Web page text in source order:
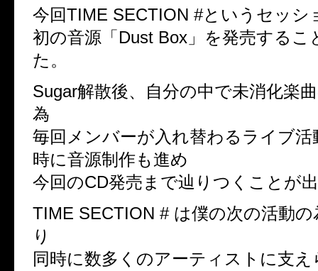
今回TIME SECTION #というセッシ
初の音源「Dust Box」を発売するこ
た。
Sugar解散後、自分の中で未消化楽
為
毎回メンバーが入れ替わるライブ活
時に音源制作も進め
今回のCD発売まで辿りつくことが
TIME SECTION # は僕の次の活動
り
同時に数多くのアーティストに支